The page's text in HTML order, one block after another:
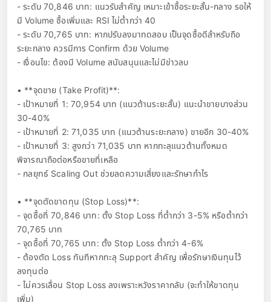
- ระดับ 70,846 บาท: แนวรับสำคัญ เหมาะเข้าซื้อระยะสั้น-กลาง รอให้
มี Volume ซื้อเพิ่มและ RSI ไม่ต่ำกว่า 40
- ระดับ 70,765 บาท: หากปรับลงมาทดสอบ เป็นจุดซื้อดีสำหรับถือ
ระยะกลาง ควรมีการ Confirm ด้วย Volume
- เงื่อนไข: ต้องมี Volume สนับสนุนและไม่มีข่าวลบ
• **จุดขาย (Take Profit)**:
- เป้าหมายที่ 1: 70,954 บาท (แนวต้านระยะสั้น) แนะนำขายบางส่วน
30-40%
- เป้าหมายที่ 2: 71,035 บาท (แนวต้านระยะกลาง) ขายอีก 30-40%
- เป้าหมายที่ 3: สูงกว่า 71,035 บาท หากทะลุแนวต้านทั้งหมด
พิจารณาถือต่อหรือขายที่เหลือ
- กลยุทธ์ Scaling Out ช่วยลดความเสี่ยงและรักษากำไร
• **จุดตัดขาดทุน (Stop Loss)**:
- จุดซื้อที่ 70,846 บาท: ตั้ง Stop Loss ที่ต่ำกว่า 3-5% หรือต่ำกว่า
70,765 บาท
- จุดซื้อที่ 70,765 บาท: ตั้ง Stop Loss ต่ำกว่า 4-6%
- ต้องตัด Loss ทันทีหากทะลุ Support สำคัญ เพื่อรักษาเงินทุนไว้
ลงทุนต่อ
- ไม่ควรเลื่อน Stop Loss ลงเพราะหวังราคากลับ (จะทำให้ขาดทุน
เพิ่ม)